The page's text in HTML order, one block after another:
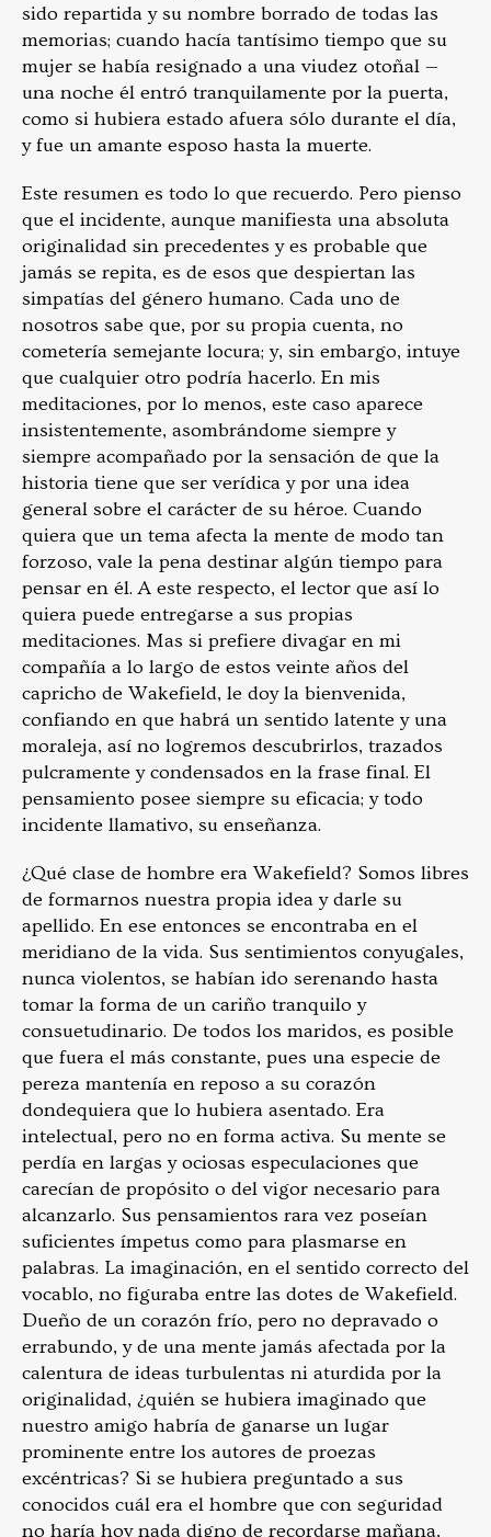
sido repartida y su nombre borrado de todas las
memorias; cuando hacía tantísimo tiempo que su
mujer se había resignado a una viudez otoñal —
una noche él entró tranquilamente por la puerta,
como si hubiera estado afuera sólo durante el día,
y fue un amante esposo hasta la muerte.
Este resumen es todo lo que recuerdo. Pero pienso
que el incidente, aunque manifiesta una absoluta
originalidad sin precedentes y es probable que
jamás se repita, es de esos que despiertan las
simpatías del género humano. Cada uno de
nosotros sabe que, por su propia cuenta, no
cometería semejante locura; y, sin embargo, intuye
que cualquier otro podría hacerlo. En mis
meditaciones, por lo menos, este caso aparece
insistentemente, asombrándome siempre y
siempre acompañado por la sensación de que la
historia tiene que ser verídica y por una idea
general sobre el carácter de su héroe. Cuando
quiera que un tema afecta la mente de modo tan
forzoso, vale la pena destinar algún tiempo para
pensar en él. A este respecto, el lector que así lo
quiera puede entregarse a sus propias
meditaciones. Mas si prefiere divagar en mi
compañía a lo largo de estos veinte años del
capricho de Wakefield, le doy la bienvenida,
confiando en que habrá un sentido latente y una
moraleja, así no logremos descubrirlos, trazados
pulcramente y condensados en la frase final. El
pensamiento posee siempre su eficacia; y todo
incidente llamativo, su enseñanza.
¿Qué clase de hombre era Wakefield? Somos libres
de formarnos nuestra propia idea y darle su
apellido. En ese entonces se encontraba en el
meridiano de la vida. Sus sentimientos conyugales,
nunca violentos, se habían ido serenando hasta
tomar la forma de un cariño tranquilo y
consuetudinario. De todos los maridos, es posible
que fuera el más constante, pues una especie de
pereza mantenía en reposo a su corazón
dondequiera que lo hubiera asentado. Era
intelectual, pero no en forma activa. Su mente se
perdía en largas y ociosas especulaciones que
carecían de propósito o del vigor necesario para
alcanzarlo. Sus pensamientos rara vez poseían
suficientes ímpetus como para plasmarse en
palabras. La imaginación, en el sentido correcto del
vocablo, no figuraba entre las dotes de Wakefield.
Dueño de un corazón frío, pero no depravado o
errabundo, y de una mente jamás afectada por la
calentura de ideas turbulentas ni aturdida por la
originalidad, ¿quién se hubiera imaginado que
nuestro amigo habría de ganarse un lugar
prominente entre los autores de proezas
excéntricas? Si se hubiera preguntado a sus
conocidos cuál era el hombre que con seguridad
no haría hoy nada digno de recordarse mañana,